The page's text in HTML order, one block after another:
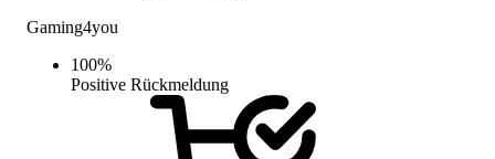
Gaming4you
100%
Positive Rückmeldung